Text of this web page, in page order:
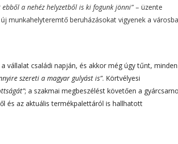
a nehéz helyzetből is ki fogunk jönni”– üzente
munkahelyteremtő beruházásokat vigyenek a
vállalat családi napján, és akkor még úgy tűnt, minden
szereti a magyar gulyást is”. Körtvélyesi
; a szakmai megbeszélést követően a
és az aktuális termékpalettáról is hallhatott